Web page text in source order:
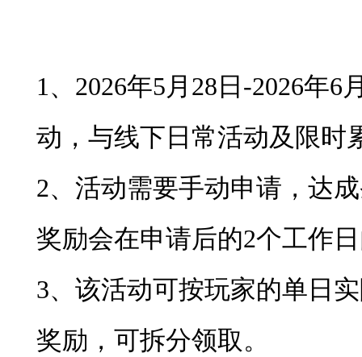
1、2026年5月28日-2026年6
动，与线下日常活动及限时
2、活动需要手动申请，达
奖励会在申请后的2个工作
3、该活动可按玩家的单日
奖励，可拆分领取。